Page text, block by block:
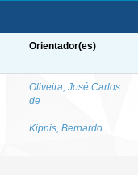
Orientador(es)
Oliveira, José Carlos
de
Kipnis, Bernardo